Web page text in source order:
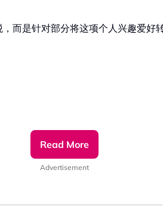
而是针对部分将这项个人兴趣爱好
hotspotRead More
Advertisement